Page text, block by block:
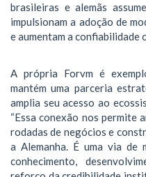
brasileiras e alemãs
impulsionam a adoção de
e aumentam a confiabilidade
A própria Forvm é
mantém uma parceria
amplia seu acesso ao
“Essa conexão nos permite
rodadas de negócios e
a Alemanha. É uma via de
conhecimento,